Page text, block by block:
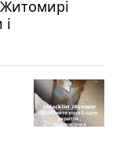
Житомирі